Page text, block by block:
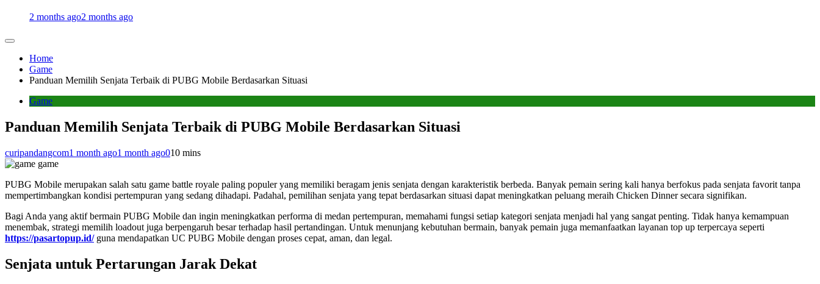
2 months ago2 months ago
Home
Game
Panduan Memilih Senjata Terbaik di PUBG Mobile Berdasarkan Situasi
Game
Panduan Memilih Senjata Terbaik di PUBG Mobile Berdasarkan Situasi
curipandangcom1 month ago1 month ago010 mins
game
PUBG Mobile merupakan salah satu game battle royale paling populer yang memiliki beragam jenis senjata dengan karakteristik berbeda. Banyak pemain sering kali hanya berfokus pada senjata favorit tanpa
mempertimbangkan kondisi pertempuran yang sedang dihadapi. Padahal, pemilihan senjata yang tepat berdasarkan situasi dapat meningkatkan peluang meraih Chicken Dinner secara signifikan.
Bagi Anda yang aktif bermain PUBG Mobile dan ingin meningkatkan performa di medan pertempuran, memahami fungsi setiap kategori senjata menjadi hal yang sangat penting. Tidak hanya kemampuan
menembak, strategi memilih loadout juga berpengaruh besar terhadap hasil pertandingan. Untuk menunjang kebutuhan bermain, banyak pemain juga memanfaatkan layanan top up terpercaya seperti
https://pasartopup.id/guna mendapatkan UC PUBG Mobile dengan proses cepat, aman, dan legal.
Senjata untuk Pertarungan Jarak Dekat